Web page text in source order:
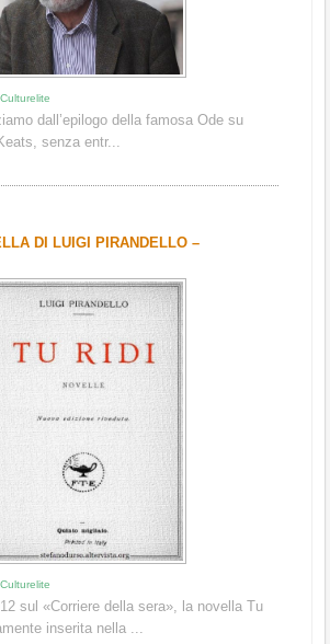
dall’epilogo della famosa Ode su
senza entr...
DI LUIGI PIRANDELLO –
sul «Corriere della sera», la novella Tu
inserita nella ...